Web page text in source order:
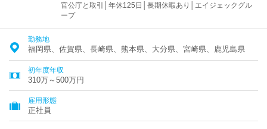
官公庁と取引│年休125日│長期休暇あり│エイジェックグル
ープ
勤務地
福岡県、佐賀県、長崎県、熊本県、大分県、宮崎県、鹿児島県
初年度年収
310万～500万円
雇用形態
正社員